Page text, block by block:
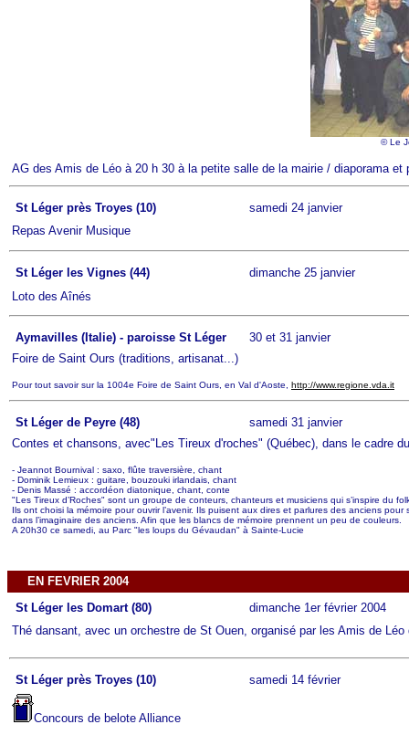
© Le
AG des Amis de Léo à 20 h 30 à la petite salle de la mairie / diaporama
St Léger près Troyes (10)
samedi 24 janvier
Repas Avenir Musique
St Léger les Vignes (44)
dimanche 25 janvier
Loto des Aînés
Aymavilles (Italie) - paroisse St Léger
30 et 31 janvier
Foire de Saint Ours (traditions, artisanat...)
Pour tout savoir sur la 1004e Foire de Saint Ours, en Val d'Aoste, http://www.regione.vda.it
St Léger de Peyre (48)
samedi 31 janvier
Contes et chansons, avec"Les Tireux d'roches" (Québec), dans le cadre
- Jeannot Bournival : saxo, flûte traversière, chant
- Dominik Lemieux : guitare, bouzouki irlandais, chant
- Denis Massé : accordéon diatonique, chant, conte
"Les Tireux d’Roches" sont un groupe de conteurs, chanteurs et musiciens qui s’inspire du
Ils ont choisi la mémoire pour ouvrir l’avenir. Ils puisent aux dires et parlures des anciens
dans l’imaginaire des anciens. Afin que les blancs de mémoire prennent un peu de couleurs.
A 20h30 ce samedi, au Parc "les loups du Gévaudan" à Sainte-Lucie
EN FEVRIER 2004
St Léger les Domart (80)
dimanche 1er février 2004
Thé dansant, avec un orchestre de St Ouen, organisé par les Amis de Léo
St Léger près Troyes (10) samedi 14 février
Concours de belote Alliance